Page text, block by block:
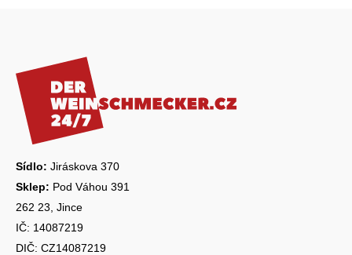
Sídlo: Jiráskova 370
Sklep: Pod Váhou 391
262 23, Jince
IČ: 14087219
DIČ: CZ14087219